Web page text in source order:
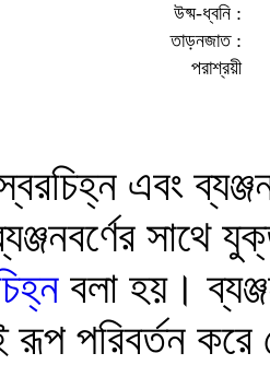
উষ্ম-ধ্বনি :
তাড়নজাত :
পরাশ্রয়ী
স্বরচিহ্ন এবং
সাথে
বলা হয়।
রূপ পরিবর্তন